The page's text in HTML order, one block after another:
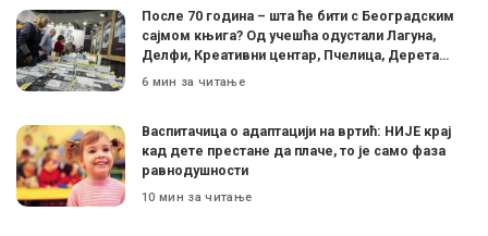
После 70 година – шта ће бити с Београдским
сајмом књига? Од учешћа одустали Лагуна,
Делфи, Креативни центар, Пчелица, Дерета…
6 мин за читање
Васпитачица о адаптацији на вртић: НИЈЕ крај
кад дете престане да плаче, то је само фаза
равнодушности
10 мин за читање